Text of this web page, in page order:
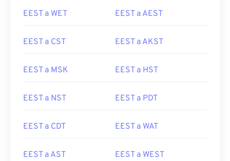
EEST a WET EEST a AEST
EEST a CST EEST a AKST
EEST a MSK EEST a HST
EEST a NST EEST a PDT
EEST a CDT EEST a WAT
EEST a AST EEST a WEST